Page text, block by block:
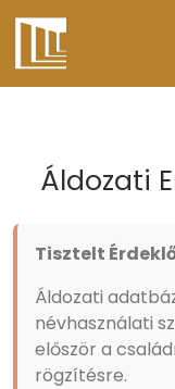
Áldozati
Tisztelt
Áldozati
névhasználati
először a
rögzítésre.